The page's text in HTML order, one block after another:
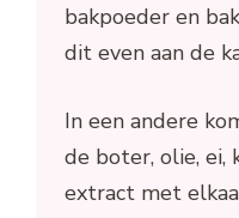
bakpoeder en
dit even aan de
In een andere
de boter, olie, ei,
extract met